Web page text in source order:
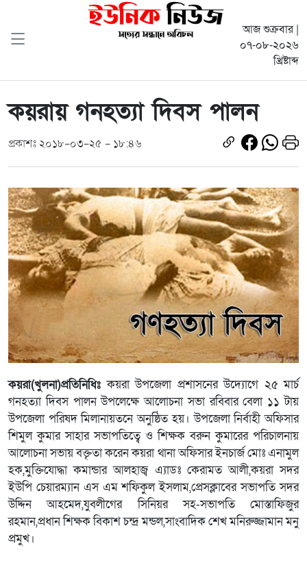
আজ শুক্রবার |
০৭-০৮-২০২৬
খ্রিষ্টাব্দ
কয়রায় গনহত্যা দিবস পালন
প্রকাশঃ ২০১৮-০৩-২৫ - ১৮:৪৬
কয়রা(খুলনা)প্রতিনিধিঃ কয়রা উপজেলা প্রশাসনের উদ্যোগে ২৫ মার্চ
গনহত্যা দিবস পালন উপলেক্ষে আলোচনা সভা রবিবার বেলা ১১ টায়
উপজেলা পরিষদ মিলানায়তনে অনুষ্ঠিত হয়। উপজেলা নির্বাহী অফিসার
শিমুল কুমার সাহার সভাপতিত্বে ও শিক্ষক বরুন কুমারের পরিচালনায়
আলোচনা সভায় বক্তৃতা করেন কয়রা থানা অফিসার ইনচার্জ মোঃ এনামুল
হক,মুক্তিযোদ্ধা কমান্ডার আলহাজ্ব এ্যাডঃ কেরামত আলী,কয়রা সদর
ইউপি চেয়ারম্যান এস এম শফিকুল ইসলাম,প্রেসক্লাবের সভাপতি সদর
উদ্দিন আহমেদ,যুবলীগের সিনিয়র সহ-সভাপতি মোস্তাফিজুর
রহমান,প্রধান শিক্ষক বিকাশ চন্দ্র মন্ডল,সাংবাদিক শেখ মনিরুজ্জামান মনু
প্রমুখ।